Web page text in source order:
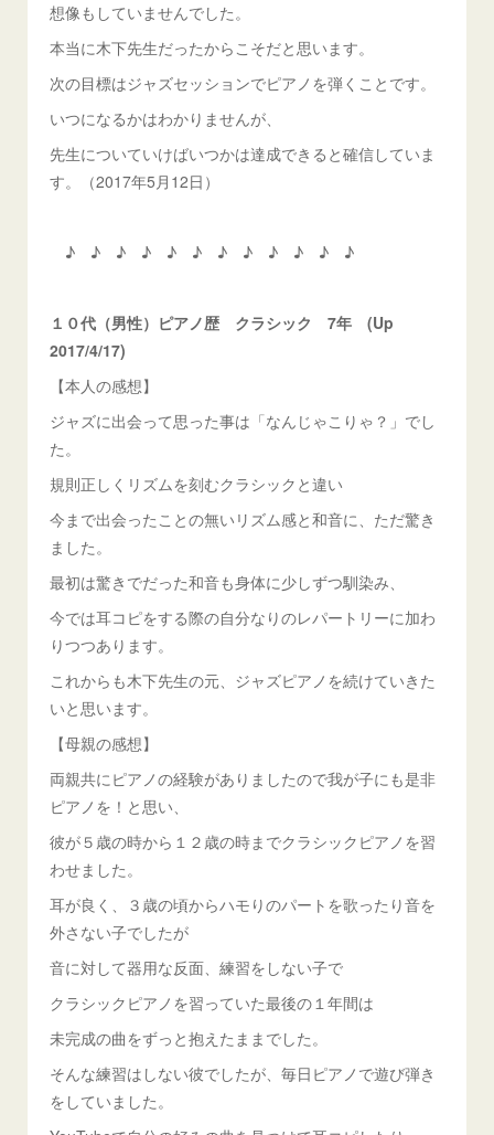
想像もしていませんでした。
本当に木下先生だったからこそだと思います。
次の目標はジャズセッションでピアノを弾くことです。
いつになるかはわかりませんが、
先生についていけばいつかは達成できると確信していま
す。（2017年5月12日）
♪ ♪ ♪ ♪ ♪ ♪ ♪ ♪ ♪ ♪ ♪ ♪
１０代（男性）ピアノ歴 クラシック 7年 (Up
2017/4/17)
【本人の感想】
ジャズに出会って思った事は「なんじゃこりゃ？」でし
た。
規則正しくリズムを刻むクラシックと違い
今まで出会ったことの無いリズム感と和音に、ただ驚き
ました。
最初は驚きでだった和音も身体に少しずつ馴染み、
今では耳コピをする際の自分なりのレパートリーに加わ
りつつあります。
これからも木下先生の元、ジャズピアノを続けていきた
いと思います。
【母親の感想】
両親共にピアノの経験がありましたので我が子にも是非
ピアノを！と思い、
彼が５歳の時から１２歳の時までクラシックピアノを習
わせました。
耳が良く、３歳の頃からハモりのパートを歌ったり音を
外さない子でしたが
音に対して器用な反面、練習をしない子で
クラシックピアノを習っていた最後の１年間は
未完成の曲をずっと抱えたままでした。
そんな練習はしない彼でしたが、毎日ピアノで遊び弾き
をしていました。